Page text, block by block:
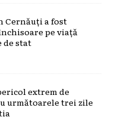
Cernăuți a fost
pe viață
de stat
extrem de
următoarele trei zile